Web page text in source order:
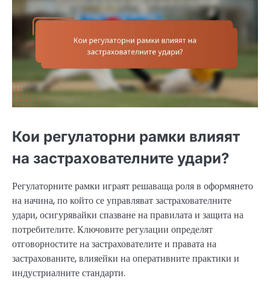
Кои регулаторни рамки влияят
на застрахователните удари?
Регулаторните рамки играят решаваща роля в оформянето
на начина, по който се управляват застрахователните
удари, осигурявайки спазване на правилата и защита на
потребителите. Ключовите регулации определят
отговорностите на застрахователите и правата на
застрахованите, влияейки на оперативните практики и
индустриалните стандарти.